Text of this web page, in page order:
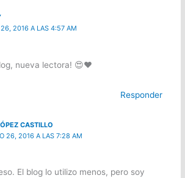
26, 2016 A LAS 4:57 AM
nueva lectora! 😍❤️
Responder
CASTILLO
26, 2016 A LAS 7:28 AM
El blog lo utilizo menos, pero soy